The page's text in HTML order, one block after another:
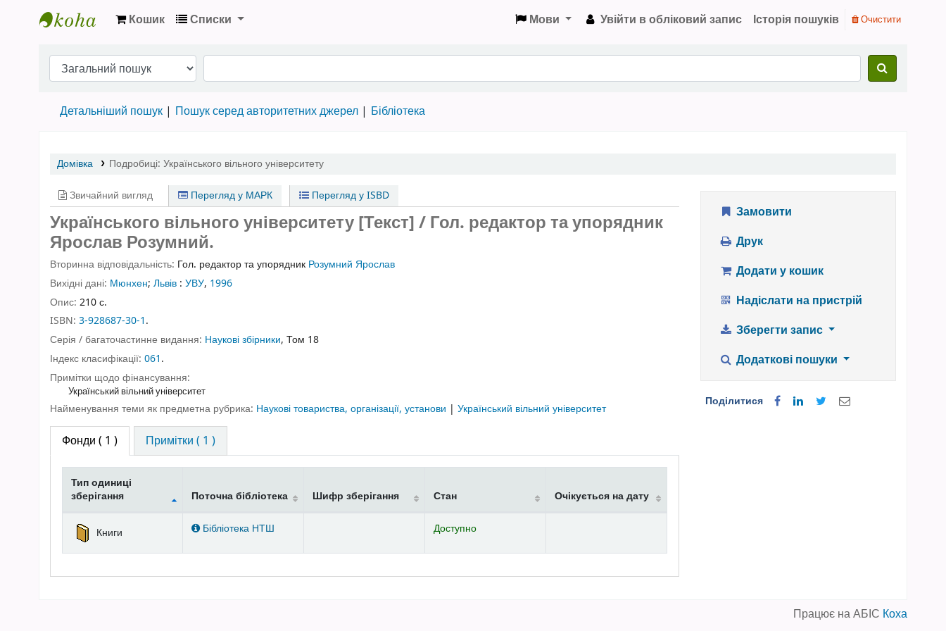
Кошик Списки Мови Увійти в обліковий запис Історія пошуків Очистити
Детальніший пошук Пошук серед авторитетних джерел Бібліотека
Домівка Подробиці: Українського вільного університету
Звичайний вигляд Перегляд у МАРК Перегляд у ISBD
Українського вільного університету [Текст] / Гол. редактор та упорядник
Ярослав Розумний.
Вторинна відповідальність: Гол. редактор та упорядник Розумний Ярослав
Вихідні дані: Мюнхен; Львів : УВУ, 1996
Опис: 210 с.
ISBN: 3-928687-30-1.
Серія / багаточастинне видання: Наукові збірники, Том 18
Індекс класифікації: 061.
Примітки щодо фінансування:
Український вільний університет
Найменування теми як предметна рубрика: Наукові товариства, організації, установи | Український вільний університет
Фонди ( 1 ) Примітки ( 1 )
Фонди
Тип одиниці
зберігання
Поточна бібліотека Шифр зберігання Стан Очікується на дату
Книги Бібліотека НТШ Доступно
Замовити
Друк
Додати у кошик
Надіслати на пристрій
Зберегти запис
Додаткові пошуки
Поділитися
Працює на АБІС Коха